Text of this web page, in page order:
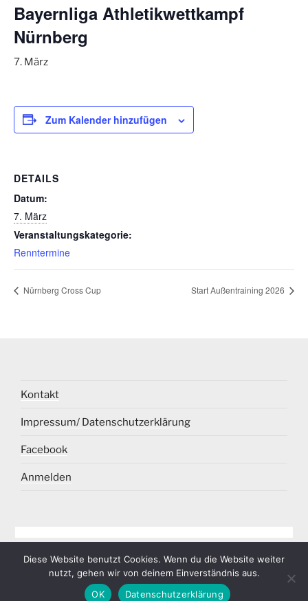
Bayernliga Athletikwettkampf
Nürnberg
7. März
Zum Kalender hinzufügen
DETAILS
Datum:
7. März
Veranstaltungskategorie:
Renntermine
Nürnberg Cross Cup Start Außentraining 2026
Kontakt
Impressum/ Datenschutzerklärung
Facebook
Anmelden
Diese Website benutzt Cookies. Wenn du die Website weiter
nutzt, gehen wir von deinem Einverständnis aus.
OK
Datenschutzerklärung